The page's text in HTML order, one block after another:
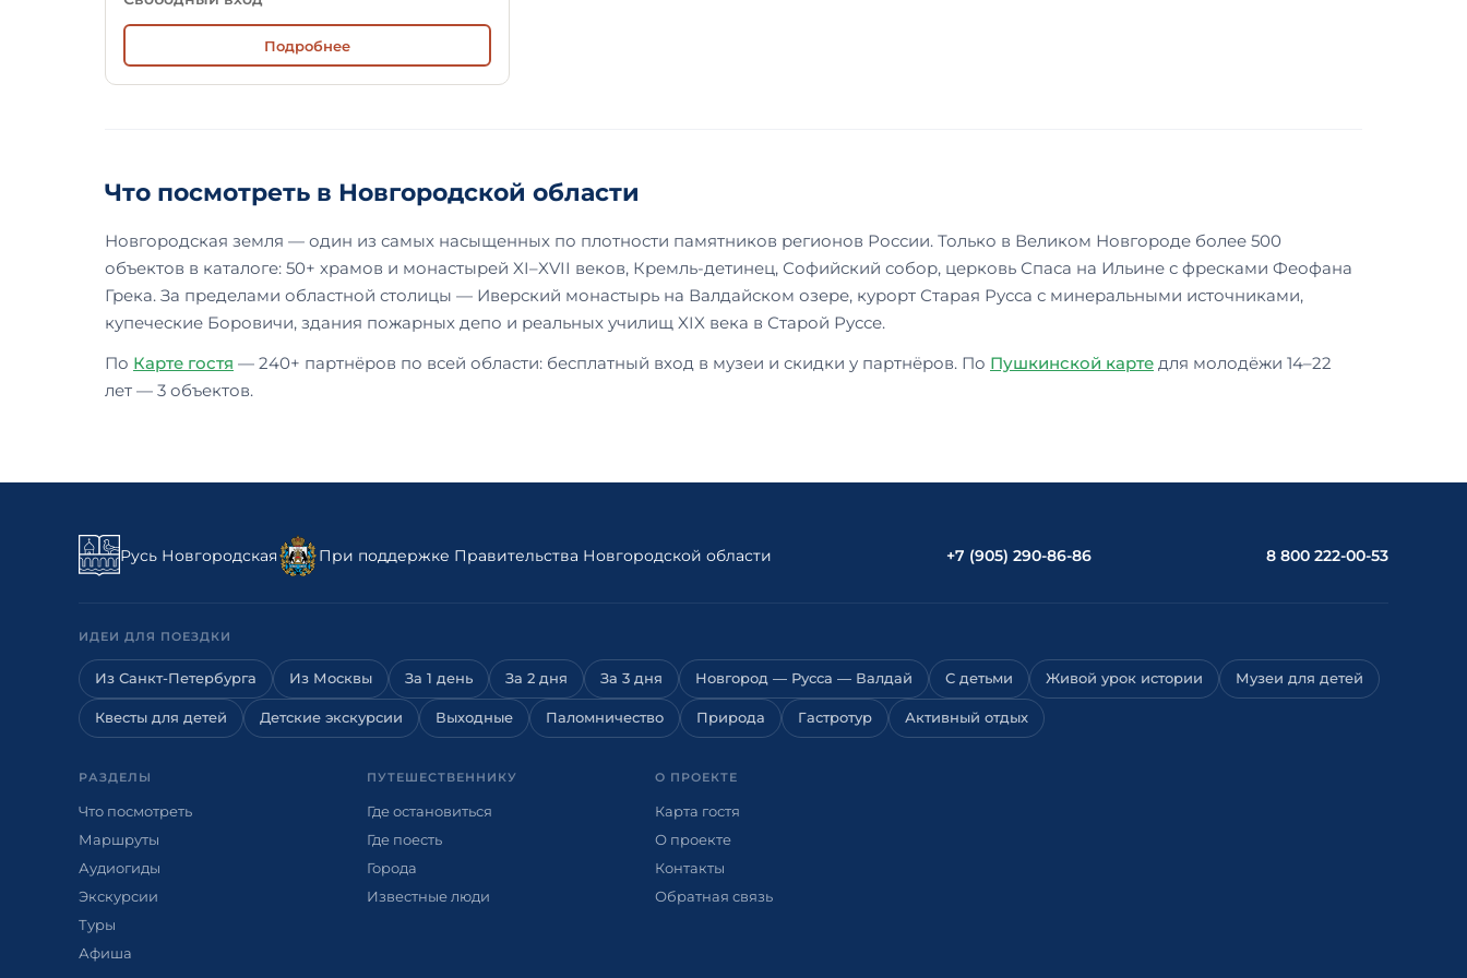
Подробнее
Что посмотреть в Новгородской области
Новгородская земля — один из самых насыщенных по плотности памятников регионов России. Только в Великом Новгороде более 500
объектов в каталоге: 50+ храмов и монастырей XI–XVII веков, Кремль-детинец, Софийский собор, церковь Спаса на Ильине с фресками Феофана
Грека. За пределами областной столицы — Иверский монастырь на Валдайском озере, курорт Старая Русса с минеральными источниками,
купеческие Боровичи, здания пожарных депо и реальных училищ XIX века в Старой Руссе.
По Карте гостя — 240+ партнёров по всей области: бесплатный вход в музеи и скидки у партнёров. По Пушкинской карте для молодёжи 14–22
лет — 3 объектов.
Русь Новгородская При поддержке Правительства Новгородской области +7 (905) 290-86-86 8 800 222-00-53
ИДЕИ ДЛЯ ПОЕЗДКИ
Из Санкт-Петербурга Из Москвы За 1 день За 2 дня За 3 дня Новгород — Русса — Валдай С детьми Живой урок истории Музеи для детей
Квесты для детей Детские экскурсии Выходные Паломничество Природа Гастротур Активный отдых
РАЗДЕЛЫ
Что посмотреть
Маршруты
Аудиогиды
Экскурсии
Туры
Афиша
ПУТЕШЕСТВЕННИКУ
Где остановиться
Где поесть
Города
Известные люди
О ПРОЕКТЕ
Карта гостя
О проекте
Контакты
Обратная связь